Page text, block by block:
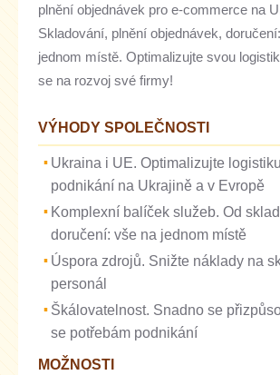
plnění objednávek pro e-commerce na
Skladování, plnění objednávek,
jednom místě. Optimalizujte svou
se na rozvoj své firmy!
VÝHODY SPOLEČNOSTI
Ukraina i UE. Optimalizujte
podnikání na Ukrajině a v Evropě
Komplexní balíček služeb. Od
doručení: vše na jednom místě
Úspora zdrojů. Snižte náklady na
personál
Škálovatelnost. Snadno se
se potřebám podnikání
MOŽNOSTI